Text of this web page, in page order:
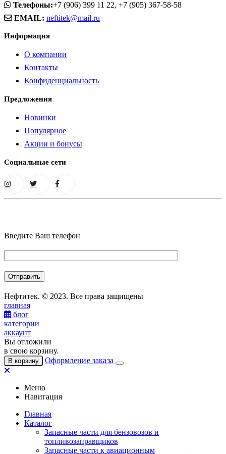
Телефоны:+7 (906) 399 11 22, +7 (905) 367-58-58
EMAIL: neftitek@mail.ru
Информация
О компании
Контакты
Конфиденциальность
Предложения
Новинки
Популярное
Акции и бонусы
Социальные сети
Введите Ваш телефон
Нефтитек. © 2023. Все права защищены
главная
блог
категории
аккаунт
Вы отложили
в свою корзину.
В корзину Оформление заказа
Меню
Навигация
Главная
Каталог
Запасные части для бензовозов и
топливозаправщиков
Запасные части к авиационным